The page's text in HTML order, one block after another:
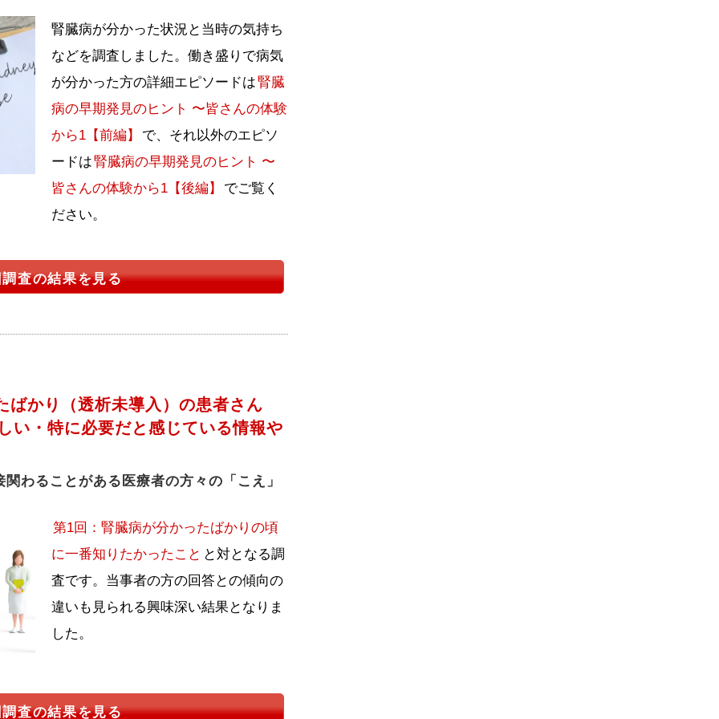
腎臓病が分かった状況と当時の気持ち
などを調査しました。働き盛りで病気
が分かった方の詳細エピソードは腎臓
病の早期発見のヒント 〜皆さんの体験
から1【前編】
で、それ以外のエピソ
ードは腎臓病の早期発見のヒント 〜
皆さんの体験から1【後編】
でご覧く
ださい。
査の結果を見る
ばかり（透析未導入）の患者さん
い・特に必要だと感じている情報や
わることがある医療者の方々の「こえ」
第1回：腎臓病が分かったばかりの頃
に一番知りたかったこと と対となる調
査です。当事者の方の回答との傾向の
違いも見られる興味深い結果となりま
した。
査の結果を見る